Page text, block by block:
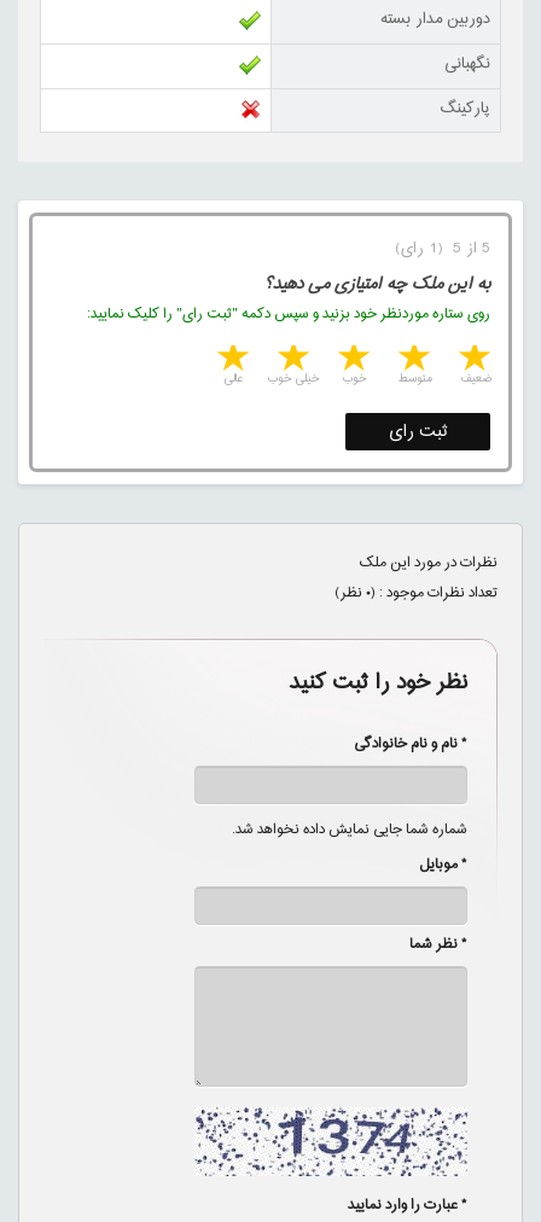
دوربین مدار بسته
نگهبانی
پارکینگ
5 از 5 (1 رای)
به این ملک چه امتیازی می دهید؟
روی ستاره موردنظر خود بزنید و سپس دکمه "ثبت رای" را کلیک نمایید:
4 stars 3 stars 2 stars 1 star عالی خیلی خوب خوب متوسط ضعیف
ثبت رای
نظرات در مورد این ملک
تعداد نظرات موجود : (۰نظر)
نظر خود را ثبت کنید
* نام و نام خانوادگی
شماره شما جایی نمایش داده نخواهد شد.
* موبایل
* نظر شما
* عبارت را وارد نمایید